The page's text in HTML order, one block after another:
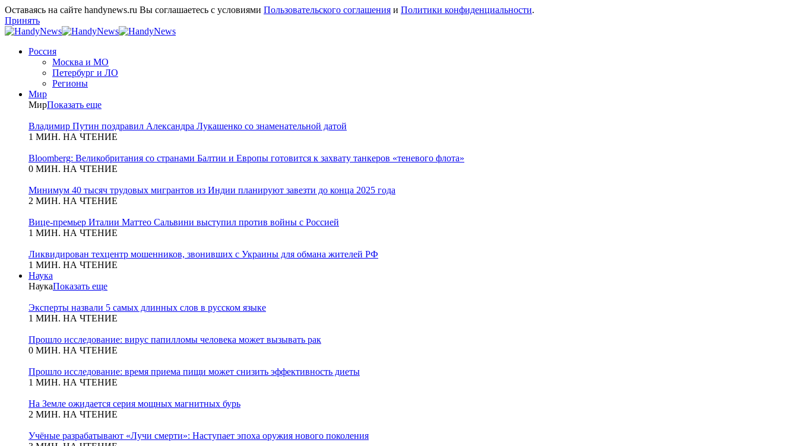
Оставаясь на сайте handynews.ru Вы соглашаетесь с условиями Пользовательского соглашения и Политики конфиденциальности.
Принять
Россия
Москва и МО
Петербург и ЛО
Регионы
Мир
МирПоказать еще
Владимир Путин поздравил Александра Лукашенко со знаменательной датой
1 МИН. НА ЧТЕНИЕ
Bloomberg: Великобритания со странами Балтии и Европы готовится к захвату танкеров «теневого флота»
0 МИН. НА ЧТЕНИЕ
Минимум 40 тысяч трудовых мигрантов из Индии планируют завезти до конца 2025 года
2 МИН. НА ЧТЕНИЕ
Вице-премьер Италии Маттео Сальвини выступил против войны с Россией
1 МИН. НА ЧТЕНИЕ
Ликвидирован техцентр мошенников, звонивших с Украины для обмана жителей РФ
1 МИН. НА ЧТЕНИЕ
Наука
НаукаПоказать еще
Эксперты назвали 5 самых длинных слов в русском языке
1 МИН. НА ЧТЕНИЕ
Прошло исследование: вирус папилломы человека может вызывать рак
0 МИН. НА ЧТЕНИЕ
Прошло исследование: время приема пищи может снизить эффективность диеты
1 МИН. НА ЧТЕНИЕ
На Земле ожидается серия мощных магнитных бурь
2 МИН. НА ЧТЕНИЕ
Учёные разрабатывают «Лучи смерти»: Наступает эпоха оружия нового поколения